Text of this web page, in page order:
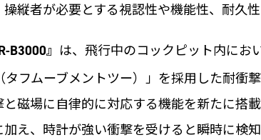
縦者が必要とする視認性や機能性、耐久
B3000』 は、飛行中のコックピット内にお
タフムーブメントツー）」を採用した耐衝
磁場に自律的に対応する機能を新たに搭
え、時計が強い衝撃を受けると瞬時に検